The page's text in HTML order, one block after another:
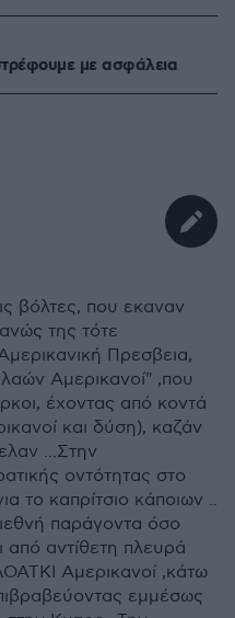
με ασφάλεια
βόλτες, που εκαναν
της τότε
Πρεσβεια,
Αμερικανοί" ,που
έχοντας από κοντά
και δύση), καζάν
...Στην
οντότητας στο
το καπρίτσιο κάποιων ..
παράγοντα όσο
από αντίθετη πλευρά
Αμερικανοί ,κάτω
εμμέσως